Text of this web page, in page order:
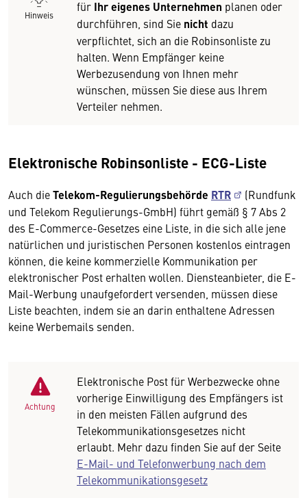
Hinweis
für Ihr eigenes Unternehmen planen oder
durchführen, sind Sie nicht dazu
verpflichtet, sich an die Robinsonliste zu
halten. Wenn Empfänger keine
Werbezusendung von Ihnen mehr
wünschen, müssen Sie diese aus Ihrem
Verteiler nehmen.
Elektronische Robinsonliste - ECG-Liste
Auch dieTelekom-Regulierungsbehörde RTR
(Rundfunk
und Telekom Regulierungs-GmbH) führt gemäß § 7 Abs 2
des E-Commerce-Gesetzes eine Liste, in die sich alle jene
natürlichen und juristischen Personen kostenlos eintragen
können, die keine kommerzielle Kommunikation per
elektronischer Post erhalten wollen. Diensteanbieter, die E-
Mail-Werbung unaufgefordert versenden, müssen diese
Liste beachten, indem sie an darin enthaltene Adressen
keine Werbemails senden.
Achtung
Elektronische Post für Werbezwecke ohne
vorherige Einwilligung des Empfängers ist
in den meisten Fällen aufgrund des
Telekommunikationsgesetzes nicht
erlaubt. Mehr dazu finden Sie auf der Seite
E-Mail- und Telefonwerbung nach dem
Telekommunikationsgesetz